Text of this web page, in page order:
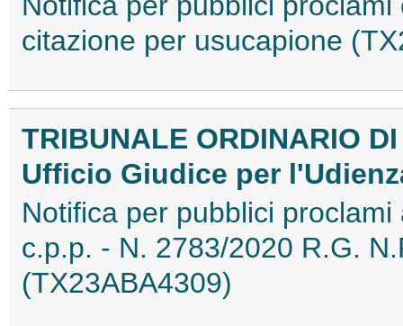
citazione per usucapione
TRIBUNALE ORDINARIO
Ufficio Giudice per
Notifica per pubblici
c.p.p. - N. 2783/2020 R.G.
(TX23ABA4309)